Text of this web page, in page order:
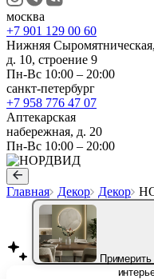
москва
+7 901 129 00 60
Нижняя Сыромятническая,
д. 10, строение 9
Пн-Вс 10:00 – 20:00
санкт-петербург
+7 958 776 47 07
Аптекарская
набережная, д. 20
Пн-Вс 10:00 – 20:00
Главная Декор Декор
Примерить